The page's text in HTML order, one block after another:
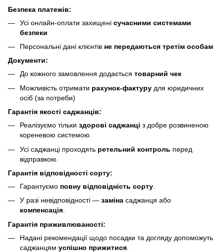
Безпека платежів:
Усі онлайн-оплати захищені сучасними системами
безпеки
Персональні дані клієнтів не передаються третім особам
Документи:
До кожного замовлення додається товарний чек
Можливість отримати рахунок-фактуру для юридичних
осіб (за потреби)
Гарантія якості саджанців:
Реалізуємо тільки здорові саджанці з добре розвиненою
кореневою системою.
Усі саджанці проходять ретельний контроль перед
відправкою.
Гарантія відповідності сорту:
Гарантуємо повну відповідність сорту
У разі невідповідності — заміна саджанця або
компенсація.
Гарантія приживлюваності:
Надані рекомендації щодо посадки та догляду допоможуть
саджанцям успішно прижитися